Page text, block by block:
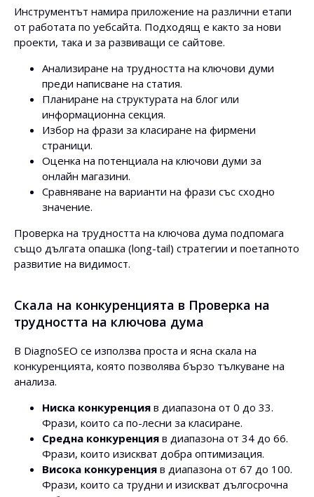
Инструментът намира приложение на различни етапи
от работата по уебсайта. Подходящ е както за нови
проекти, така и за развиващи се сайтове.
Анализиране на трудността на ключови думи
преди написване на статия.
Планиране на структурата на блог или
информационна секция.
Избор на фрази за класиране на фирмени
страници.
Оценка на потенциала на ключови думи за
онлайн магазини.
Сравняване на варианти на фрази със сходно
значение.
Проверка на трудността на ключова дума подпомага
също дългата опашка (long-tail) стратегии и поетапното
развитие на видимост.
Скала на конкуренцията в Проверка на
трудността на ключова дума
В DiagnoSEO се използва проста и ясна скала на
конкуренцията, която позволява бързо тълкуване на
анализа.
Ниска конкуренция в диапазона от 0 до 33.
Фрази, които са по-лесни за класиране.
Средна конкуренция в диапазона от 34 до 66.
Фрази, които изискват добра оптимизация.
Висока конкуренция в диапазона от 67 до 100.
Фрази, които са трудни и изискват дългосрочна